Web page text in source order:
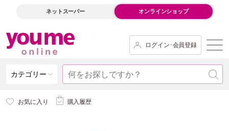
ネットスーパー オンラインショップ
ログイン･会員登録
カテゴリー
お気に入り 購入履歴